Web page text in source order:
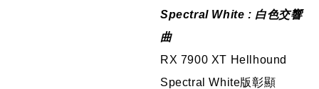
Spectral White : 白色交響
曲
RX 7900 XT Hellhound
Spectral White版彰顯